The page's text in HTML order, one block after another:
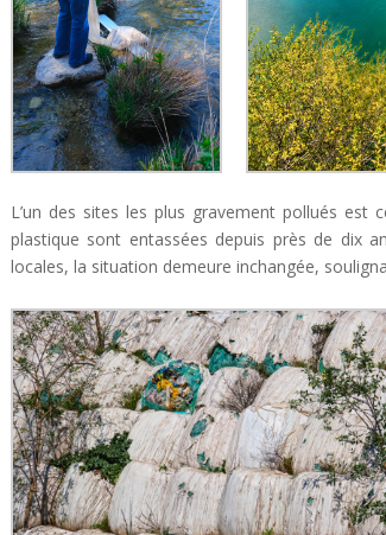
L’un des sites les plus gravement pollués
plastique sont entassées depuis près de dix
locales, la situation demeure inchangée,